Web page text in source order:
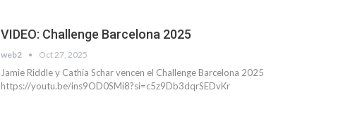
VIDEO: Challenge Barcelona 2025
web2 Oct 27, 2025
Jamie Riddle y Cathia Schar vencen el Challenge Barcelona 2025
https://youtu.be/ins9OD0SMi8?si=c5z9Db3dqrSEDvKr